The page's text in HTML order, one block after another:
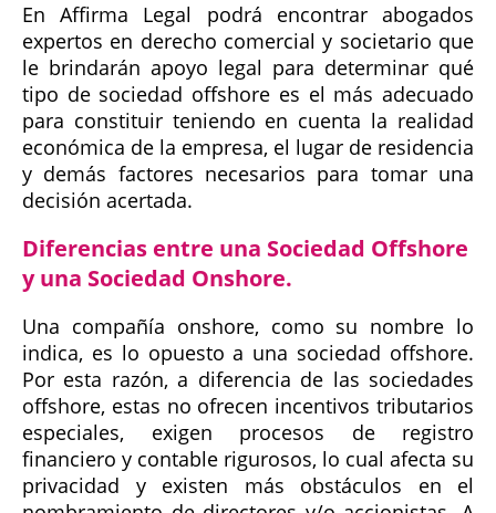
En Affirma Legal podrá encontrar abogados
expertos en derecho comercial y societario que
le brindarán apoyo legal para determinar qué
tipo de sociedad offshore es el más adecuado
para constituir teniendo en cuenta la realidad
económica de la empresa, el lugar de residencia
y demás factores necesarios para tomar una
decisión acertada.
Diferencias entre una Sociedad Offshore
y una Sociedad Onshore.
Una compañía onshore, como su nombre lo
indica, es lo opuesto a una sociedad offshore.
Por esta razón, a diferencia de las sociedades
offshore, estas no ofrecen incentivos tributarios
especiales, exigen procesos de registro
financiero y contable rigurosos, lo cual afecta su
privacidad y existen más obstáculos en el